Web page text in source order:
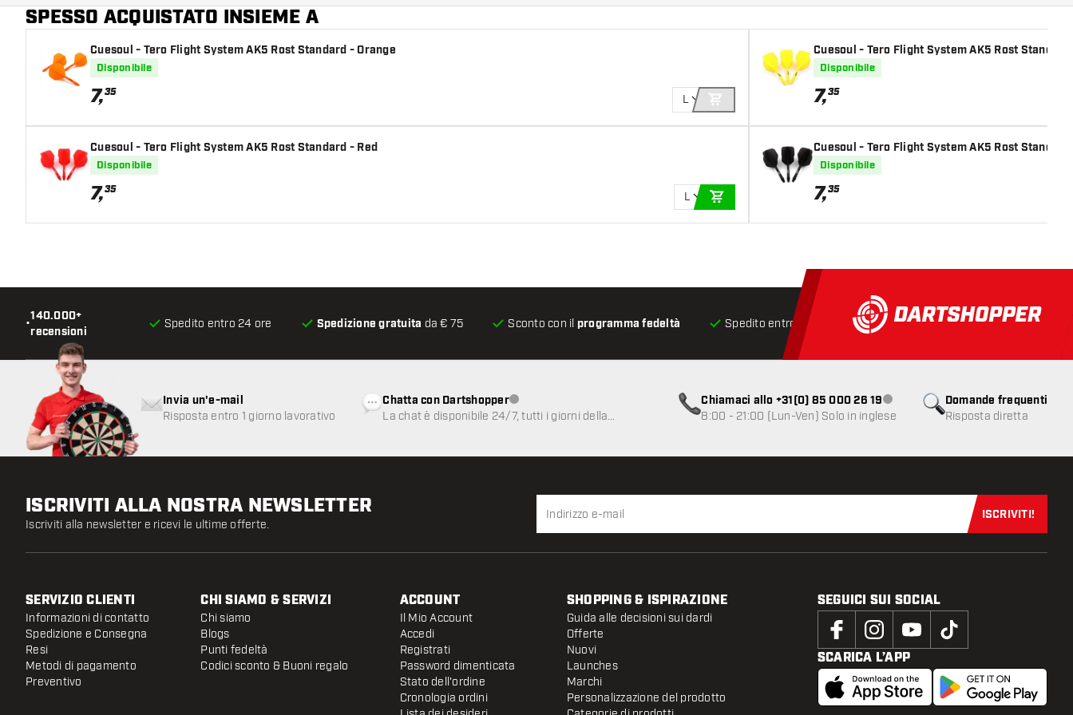
SPESSO ACQUISTATO INSIEME A
Cuesoul - Tero Flight System AK5 Rost Standard - Orange
Disponibile
7,35
L
AGGIUNGI AL CARRELLO
Cuesoul - Tero Flight System AK5 Rost Standard - Red
Disponibile
7,35
L
AGGIUNGI AL CARRELLO
Cuesoul - Tero Flight System AK5 Rost
Disponibile
7,35
Cuesoul - Tero Flight System AK5 Rost
Disponibile
7,35
•
140.000+
recensioni
Spedito entro 24 ore Spedizione gratuita da € 75 Sconto con il programma fedeltà Spedito entro 24 ore Spedizione gratuitada € 75
Domande frequenti
Risposta diretta
Invia un'e-mail
Risposta entro 1 giorno lavorativo
Chatta con DartshopperServizio clienti non disponibile
La chat è disponibile 24/7, tutti i giorni della
Chiamaci allo +31(0) 85 000 26 19Servizio clienti non disponibile
8:00 - 21:00 (Lun-Ven) Solo in inglese
ISCRIVITI ALLA NOSTRA NEWSLETTER
Iscriviti alla newsletter e ricevi le ultime offerte.
Iscriviti
ISCRIVITI!
SERVIZIO CLIENTI
Informazioni di contatto
Spedizione e Consegna
Resi
Metodi di pagamento
Preventivo
CHI SIAMO & SERVIZI
Chi siamo
Blogs
Punti fedeltà
Codici sconto & Buoni regalo
ACCOUNT
Il Mio Account
Accedi
Registrati
Password dimenticata
Stato dell'ordine
Cronologia ordini
SHOPPING & ISPIRAZIONE
Guida alle decisioni sui dardi
Offerte
Nuovi
Launches
Marchi
Personalizzazione del prodotto
SEGUICI SUI SOCIAL
SCARICA L’APP